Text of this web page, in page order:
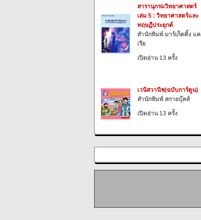
สารานุกรมวิทยาศาสตร์
เล่ม 5 : วิทยาศาสตร์และ
ทฤษฏีประยุกต์
สำนักพิมพ์ มาร์เก็ตติ้ง แค
เรีย
เปิดอ่าน 13 ครั้ง
เวนิสวานิช(ฉบับการ์ตูน)
สำนักพิมพ์ สกายบุ๊คส์
เปิดอ่าน 13 ครั้ง